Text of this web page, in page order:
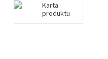
Karta
produktu